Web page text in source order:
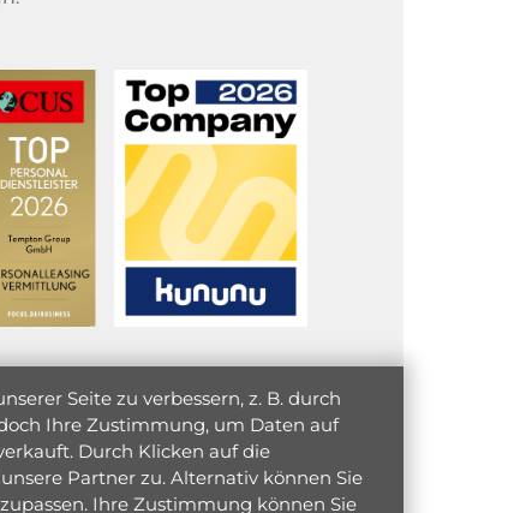
Seite zu verbessern, z. B. durch
Ihre Zustimmung, um Daten auf
Durch Klicken auf die
Partner zu. Alternativ können Sie
Ihre Zustimmung können Sie